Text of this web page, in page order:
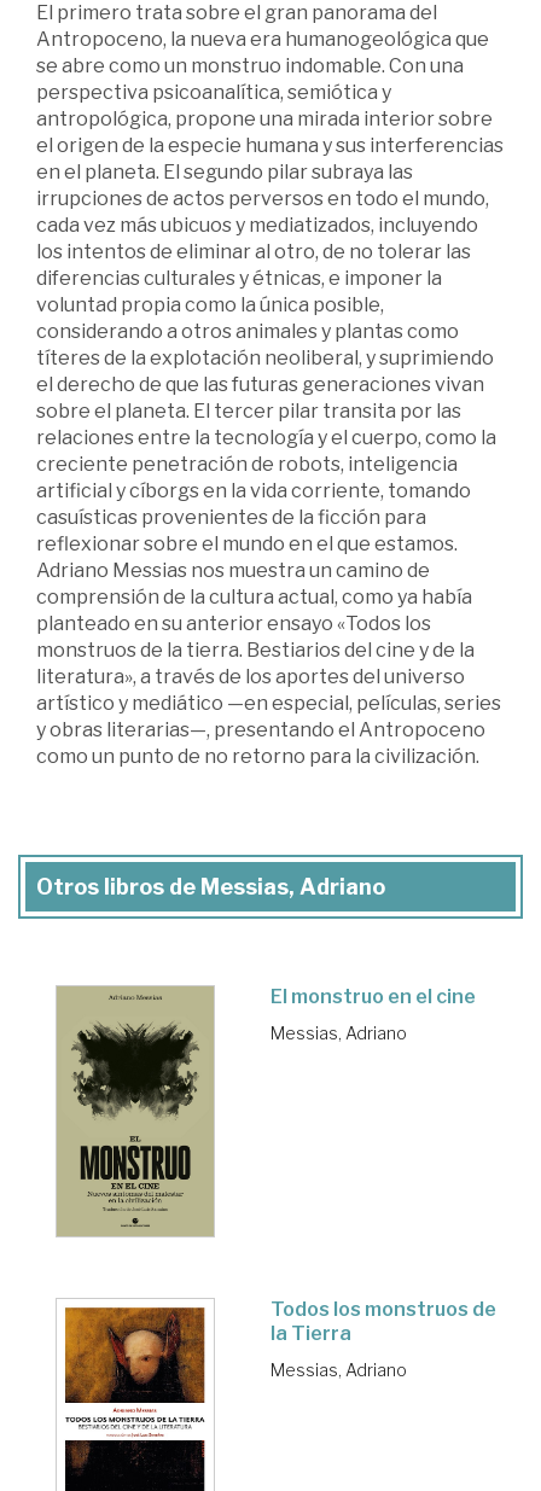
El primero trata sobre el gran panorama del
Antropoceno, la nueva era humanogeológica que
se abre como un monstruo indomable. Con una
perspectiva psicoanalítica, semiótica y
antropológica, propone una mirada interior sobre
el origen de la especie humana y sus interferencias
en el planeta. El segundo pilar subraya las
irrupciones de actos perversos en todo el mundo,
cada vez más ubicuos y mediatizados, incluyendo
los intentos de eliminar al otro, de no tolerar las
diferencias culturales y étnicas, e imponer la
voluntad propia como la única posible,
considerando a otros animales y plantas como
títeres de la explotación neoliberal, y suprimiendo
el derecho de que las futuras generaciones vivan
sobre el planeta. El tercer pilar transita por las
relaciones entre la tecnología y el cuerpo, como la
creciente penetración de robots, inteligencia
artificial y cíborgs en la vida corriente, tomando
casuísticas provenientes de la ficción para
reflexionar sobre el mundo en el que estamos.
Adriano Messias nos muestra un camino de
comprensión de la cultura actual, como ya había
planteado en su anterior ensayo «Todos los
monstruos de la tierra. Bestiarios del cine y de la
literatura», a través de los aportes del universo
artístico y mediático —en especial, películas, series
y obras literarias—, presentando el Antropoceno
como un punto de no retorno para la civilización.
Otros libros de Messias, Adriano
El monstruo en el cine
Messias, Adriano
Todos los monstruos de
la Tierra
Messias, Adriano